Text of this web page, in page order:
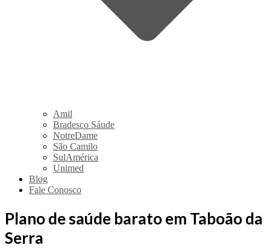
Amil
Bradesco Sáude
NotreDame
São Camilo
SulAmérica
Unimed
Blog
Fale Conosco
Plano de saúde barato em Taboão da
Serra